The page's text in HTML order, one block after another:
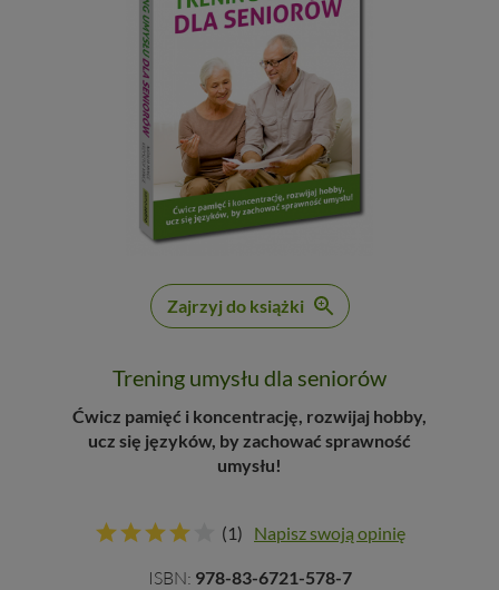
Zajrzyj do książki
Trening umysłu dla seniorów
Ćwicz pamięć i koncentrację, rozwijaj hobby,
ucz się języków, by zachować sprawność
umysłu!
(1) Napisz swoją opinię
ISBN: 978-83-6721-578-7